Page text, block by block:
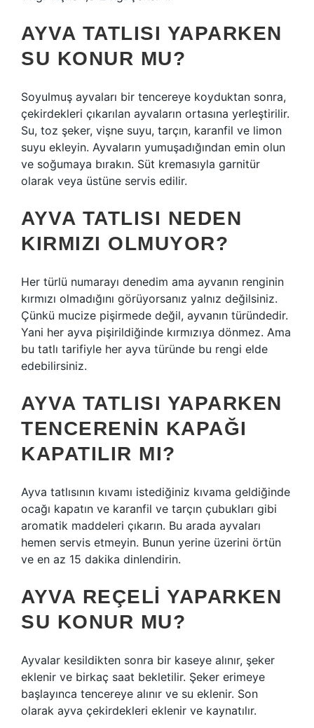
AYVA TATLISI YAPARKEN
SU KONUR MU?
Soyulmuş ayvaları bir tencereye koyduktan sonra,
çekirdekleri çıkarılan ayvaların ortasına yerleştirilir.
Su, toz şeker, vişne suyu, tarçın, karanfil ve limon
suyu ekleyin. Ayvaların yumuşadığından emin olun
ve soğumaya bırakın. Süt kremasıyla garnitür
olarak veya üstüne servis edilir.
AYVA TATLISI NEDEN
KIRMIZI OLMUYOR?
Her türlü numarayı denedim ama ayvanın renginin
kırmızı olmadığını görüyorsanız yalnız değilsiniz.
Çünkü mucize pişirmede değil, ayvanın türündedir.
Yani her ayva pişirildiğinde kırmızıya dönmez. Ama
bu tatlı tarifiyle her ayva türünde bu rengi elde
edebilirsiniz.
AYVA TATLISI YAPARKEN
TENCERENIN KAPAĞI
KAPATILIR MI?
Ayva tatlısının kıvamı istediğiniz kıvama geldiğinde
ocağı kapatın ve karanfil ve tarçın çubukları gibi
aromatik maddeleri çıkarın. Bu arada ayvaları
hemen servis etmeyin. Bunun yerine üzerini örtün
ve en az 15 dakika dinlendirin.
AYVA REÇELI YAPARKEN
SU KONUR MU?
Ayvalar kesildikten sonra bir kaseye alınır, şeker
eklenir ve birkaç saat bekletilir. Şeker erimeye
başlayınca tencereye alınır ve su eklenir. Son
olarak ayva çekirdekleri eklenir ve kaynatılır.